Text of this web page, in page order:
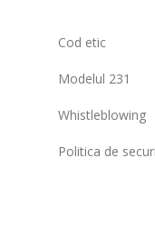
Cod etic
Modelul 231
Whistleblowing
Politica de